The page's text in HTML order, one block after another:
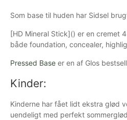
Som base til huden har Sidsel
[HD Mineral Stick]() er en cremet
både foundation, concealer,
Pressed Base er en af Glos
Kinder:
Kinderne har fået lidt ekstra glød
uendeligt med perfekt